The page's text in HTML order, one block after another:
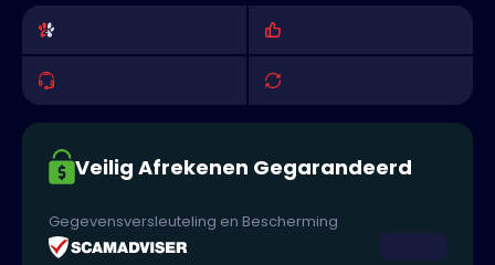
Veilig Afrekenen Gegarandeerd
Gegevensversleuteling en Bescherming